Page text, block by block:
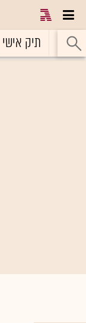
ראשי תיק אישי